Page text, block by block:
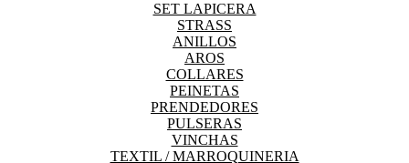
SET LAPICERA
STRASS
ANILLOS
AROS
COLLARES
PEINETAS
PRENDEDORES
PULSERAS
VINCHAS
TEXTIL / MARROQUINERIA